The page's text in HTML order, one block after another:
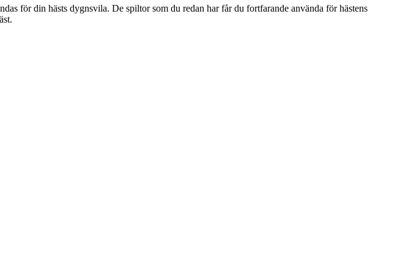
för din hästs dygnsvila. De spiltor som du redan har får du fortfarande använda för hästens